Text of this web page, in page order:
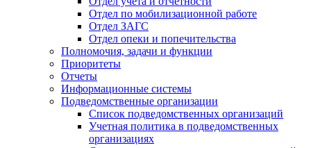
Отдел по мобилизационной работе
Отдел ЗАГС
Отдел опеки и попечительства
Полномочия, задачи и функции
Приоритеты
Отчеты
Информационные системы
Подведомственные организации
Список подведомственных организаций
Учетная политика в подведомственных
организациях